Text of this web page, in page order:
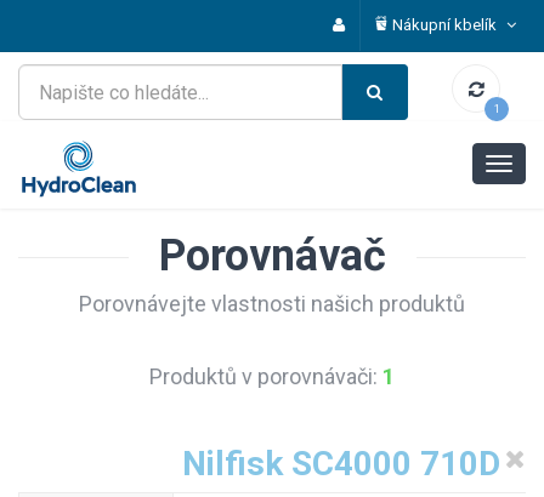
Nákupní kbelík
1
Porovnávač
Porovnávejte vlastnosti našich produktů
Produktů v porovnávači: 1
Nilfisk SC4000 710D